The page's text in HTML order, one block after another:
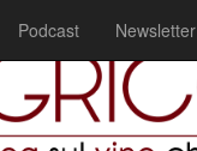
Podcast Newsletter